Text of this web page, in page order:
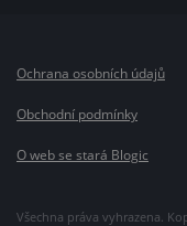
Všechna práva vyhrazena.
Ochrana osobních údajů
Obchodní podmínky
O web se stará Blogic